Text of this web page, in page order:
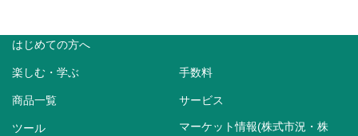
はじめての方へ
楽しむ・学ぶ 手数料
商品一覧 サービス
ツール
マーケット情報(株式市況・株